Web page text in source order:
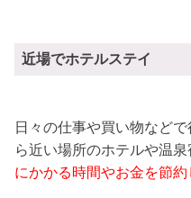
近場でホテルステイ
日々の仕事や買い物など
ら近い場所のホテルや温泉
にかかる時間やお金を節約